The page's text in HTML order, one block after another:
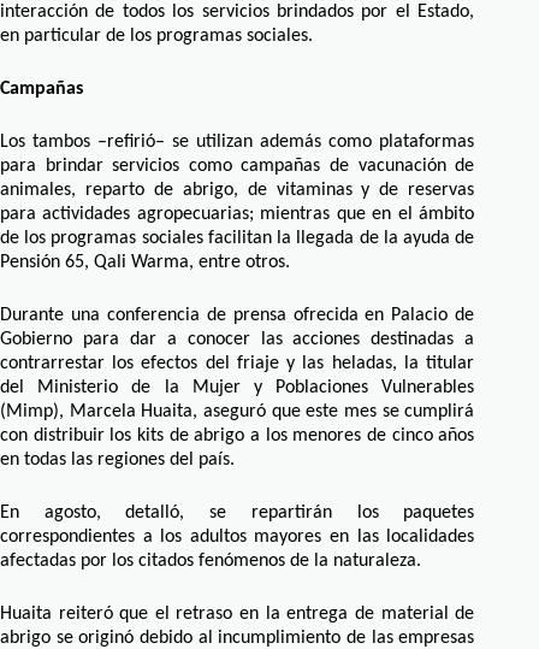
interacción de todos los servicios brindados por el Estado,
en particular de los programas sociales.
Campañas
Los tambos –refirió– se utilizan además como plataformas
para brindar servicios como campañas de vacunación de
animales, reparto de abrigo, de vitaminas y de reservas
para actividades agropecuarias; mientras que en el ámbito
de los programas sociales facilitan la llegada de la ayuda de
Pensión 65, Qali Warma, entre otros.
Durante una conferencia de prensa ofrecida en Palacio de
Gobierno para dar a conocer las acciones destinadas a
contrarrestar los efectos del friaje y las heladas, la titular
del Ministerio de la Mujer y Poblaciones Vulnerables
(Mimp), Marcela Huaita, aseguró que este mes se cumplirá
con distribuir los kits de abrigo a los menores de cinco años
en todas las regiones del país.
En agosto, detalló, se repartirán los paquetes
correspondientes a los adultos mayores en las localidades
afectadas por los citados fenómenos de la naturaleza.
Huaita reiteró que el retraso en la entrega de material de
abrigo se originó debido al incumplimiento de las empresas